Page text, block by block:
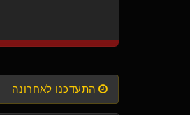
התעדכנו לאחרונה